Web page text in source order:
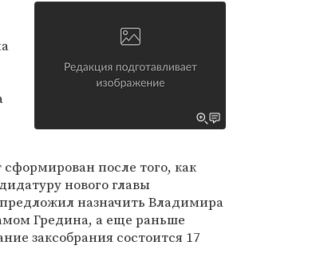
после того, как
нового главы
назначить Владимира
Гредина, а еще раньше
заксобрания состоится 17